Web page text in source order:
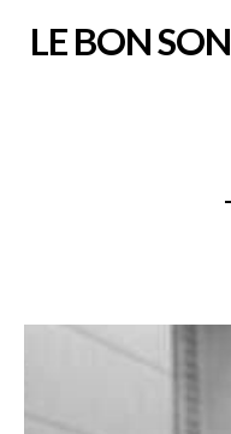
LE BON SON